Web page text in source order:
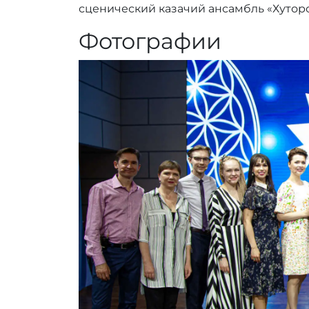
r
a
d
m
n
сценический казачий ансамбль
Фотографии